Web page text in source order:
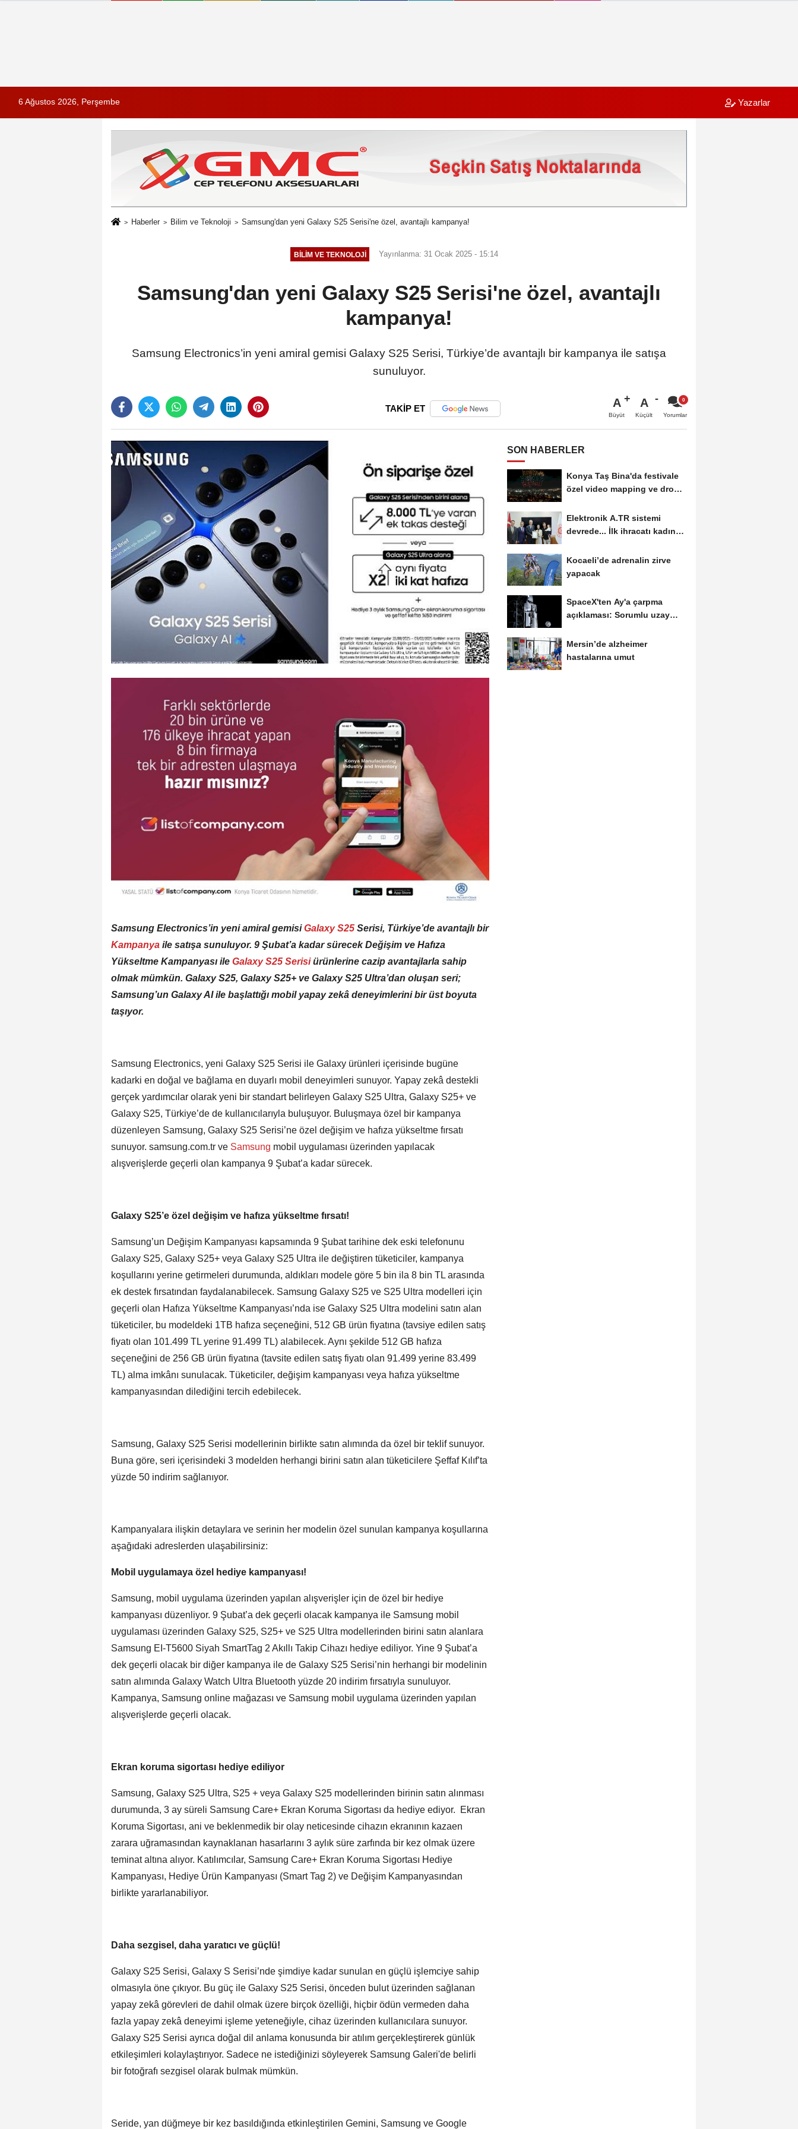
6 Ağustos 2026, Perşembe Yazarlar
Haberler Bilim ve Teknoloji Samsung'dan yeni Galaxy S25 Serisi'ne özel, avantajlı kampanya!
BILIM VE TEKNOLOJI Yayınlanma: 31 Ocak 2025 - 15:14
Samsung'dan yeni Galaxy S25 Serisi'ne özel, avantajlı
kampanya!
Samsung Electronics’in yeni amiral gemisi Galaxy S25 Serisi, Türkiye’de avantajlı bir kampanya ile satışa
sunuluyor.
TAKİP ET A
Büyüt
A
Küçült Yorumlar
Samsung Electronics’in yeni amiral gemisiGalaxy S25 Serisi, Türkiye’de avantajlı bir
Kampanya ile satışa sunuluyor. 9 Şubat’a kadar sürecek Değişim ve Hafıza
Yükseltme Kampanyası ile Galaxy S25 Serisiürünlerine cazip avantajlarla sahip
olmak mümkün. Galaxy S25, Galaxy S25+ ve Galaxy S25 Ultra’dan oluşan seri;
Samsung’un Galaxy AI ile başlattığı mobil yapay zekâ deneyimlerini bir üst boyuta
taşıyor.
Samsung Electronics, yeni Galaxy S25 Serisi ile Galaxy ürünleri içerisinde bugüne
kadarki en doğal ve bağlama en duyarlı mobil deneyimleri sunuyor. Yapay zekâ destekli
gerçek yardımcılar olarak yeni bir standart belirleyen Galaxy S25 Ultra, Galaxy S25+ ve
Galaxy S25, Türkiye’de de kullanıcılarıyla buluşuyor. Buluşmaya özel bir kampanya
düzenleyen Samsung, Galaxy S25 Serisi’ne özel değişim ve hafıza yükseltme fırsatı
sunuyor. samsung.com.tr ve Samsung mobil uygulaması üzerinden yapılacak
alışverişlerde geçerli olan kampanya 9 Şubat’a kadar sürecek.
Galaxy S25’e özel değişim ve hafıza yükseltme fırsatı!
Samsung’un Değişim Kampanyası kapsamında 9 Şubat tarihine dek eski telefonunu
Galaxy S25, Galaxy S25+ veya Galaxy S25 Ultra ile değiştiren tüketiciler, kampanya
koşullarını yerine getirmeleri durumunda, aldıkları modele göre 5 bin ila 8 bin TL arasında
ek destek fırsatından faydalanabilecek. Samsung Galaxy S25 ve S25 Ultra modelleri için
geçerli olan Hafıza Yükseltme Kampanyası’nda ise Galaxy S25 Ultra modelini satın alan
tüketiciler, bu modeldeki 1TB hafıza seçeneğini, 512 GB ürün fiyatına (tavsiye edilen satış
fiyatı olan 101.499 TL yerine 91.499 TL) alabilecek. Aynı şekilde 512 GB hafıza
seçeneğini de 256 GB ürün fiyatına (tavsite edilen satış fiyatı olan 91.499 yerine 83.499
TL) alma imkânı sunulacak. Tüketiciler, değişim kampanyası veya hafıza yükseltme
kampanyasından dilediğini tercih edebilecek.
Samsung, Galaxy S25 Serisi modellerinin birlikte satın alımında da özel bir teklif sunuyor.
Buna göre, seri içerisindeki 3 modelden herhangi birini satın alan tüketicilere Şeffaf Kılıf’ta
yüzde 50 indirim sağlanıyor.
Kampanyalara ilişkin detaylara ve serinin her modelin özel sunulan kampanya koşullarına
aşağıdaki adreslerden ulaşabilirsiniz:
Mobil uygulamaya özel hediye kampanyası!
Samsung, mobil uygulama üzerinden yapılan alışverişler için de özel bir hediye
kampanyası düzenliyor. 9 Şubat’a dek geçerli olacak kampanya ile Samsung mobil
uygulaması üzerinden Galaxy S25, S25+ ve S25 Ultra modellerinden birini satın alanlara
Samsung EI-T5600 Siyah SmartTag 2 Akıllı Takip Cihazı hediye ediliyor. Yine 9 Şubat’a
dek geçerli olacak bir diğer kampanya ile de Galaxy S25 Serisi’nin herhangi bir modelinin
satın alımında Galaxy Watch Ultra Bluetooth yüzde 20 indirim fırsatıyla sunuluyor.
Kampanya, Samsung online mağazası ve Samsung mobil uygulama üzerinden yapılan
alışverişlerde geçerli olacak.
Ekran koruma sigortası hediye ediliyor
Samsung, Galaxy S25 Ultra, S25 + veya Galaxy S25 modellerinden birinin satın alınması
durumunda, 3 ay süreli Samsung Care+ Ekran Koruma Sigortası da hediye ediyor. Ekran
Koruma Sigortası, ani ve beklenmedik bir olay neticesinde cihazın ekranının kazaen
zarara uğramasından kaynaklanan hasarlarını 3 aylık süre zarfında bir kez olmak üzere
teminat altına alıyor. Katılımcılar, Samsung Care+ Ekran Koruma Sigortası Hediye
Kampanyası, Hediye Ürün Kampanyası (Smart Tag 2) ve Değişim Kampanyasından
birlikte yararlanabiliyor.
Daha sezgisel, daha yaratıcı ve güçlü!
Galaxy S25 Serisi, Galaxy S Serisi’nde şimdiye kadar sunulan en güçlü işlemciye sahip
olmasıyla öne çıkıyor. Bu güç ile Galaxy S25 Serisi, önceden bulut üzerinden sağlanan
yapay zekâ görevleri de dahil olmak üzere birçok özelliği, hiçbir ödün vermeden daha
fazla yapay zekâ deneyimi işleme yeteneğiyle, cihaz üzerinden kullanıcılara sunuyor.
Galaxy S25 Serisi ayrıca doğal dil anlama konusunda bir atılım gerçekleştirerek günlük
etkileşimleri kolaylaştırıyor. Sadece ne istediğinizi söyleyerek Samsung Galeri'de belirli
bir fotoğrafı sezgisel olarak bulmak mümkün.
Seride, yan düğmeye bir kez basıldığında etkinleştirilen Gemini, Samsung ve Google
SON HABERLER
Konya Taş Bina'da festivale
özel video mapping ve drone
Elektronik A.TR sistemi
devrede... İlk ihracatı kadın
Kocaeli’de adrenalin zirve
yapacak
SpaceX'ten Ay'a çarpma
açıklaması: Sorumlu uzay
Mersin’de alzheimer
hastalarına umut